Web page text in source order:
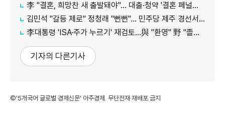
李 "결혼, 희망찬 새 출발돼야"… 대출·청약 '결혼 페널티' 손본다
김민석 "갈등 제로" 정청래 "뻔뻔"… 민주당 제주 경선서 격돌
李대통령 'ISA·주가 누르기' 재검토…與 "환영" 野 "졸속 국정"
기자의 다른기사
©'5개국어 글로벌 경제신문' 아주경제. 무단전재·재배포 금지